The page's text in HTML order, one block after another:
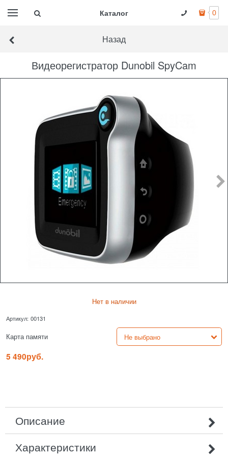
Каталог 0
Назад
Видеорегистратор Dunobil SpyCam
Нет в наличии
Артикул: 00131
Карта памяти
5 490руб.
Описание
Характеристики